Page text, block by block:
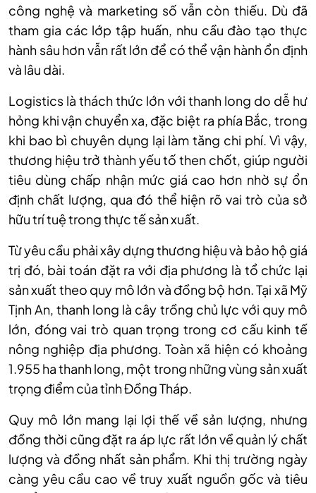
công nghệ và marketing số vẫn còn thiếu. Dù đã
tham gia các lớp tập huấn, nhu cầu đào tạo thực
hành sâu hơn vẫn rất lớn để có thể vận hành ổn định
và lâu dài.
Logistics là thách thức lớn với thanh long do dễ hư
hỏng khi vận chuyển xa, đặc biệt ra phía Bắc, trong
khi bao bì chuyên dụng lại làm tăng chi phí. Vì vậy,
thương hiệu trở thành yếu tố then chốt, giúp người
tiêu dùng chấp nhận mức giá cao hơn nhờ sự ổn
định chất lượng, qua đó thể hiện rõ vai trò của sở
hữu trí tuệ trong thực tế sản xuất.
Từ yêu cầu phải xây dựng thương hiệu và bảo hộ giá
trị đó, bài toán đặt ra với địa phương là tổ chức lại
sản xuất theo quy mô lớn và đồng bộ hơn. Tại xã Mỹ
Tịnh An, thanh long là cây trồng chủ lực với quy mô
lớn, đóng vai trò quan trọng trong cơ cấu kinh tế
nông nghiệp địa phương. Toàn xã hiện có khoảng
1.955 ha thanh long, một trong những vùng sản xuất
trọng điểm của tỉnh Đồng Tháp.
Quy mô lớn mang lại lợi thế về sản lượng, nhưng
đồng thời cũng đặt ra áp lực rất lớn về quản lý chất
lượng và đồng nhất sản phẩm. Khi thị trường ngày
càng yêu cầu cao về truy xuất nguồn gốc và tiêu